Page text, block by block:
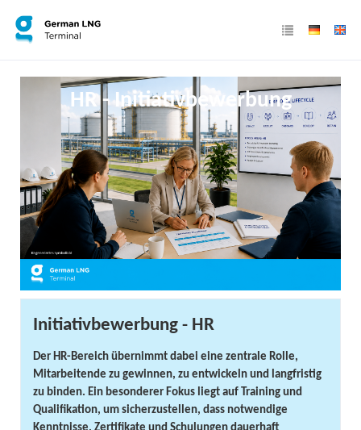
HR - Initiativbewerbung
Initiativbewerbung - HR
Der HR-Bereich übernimmt dabei eine zentrale Rolle,
Mitarbeitende zu gewinnen, zu entwickeln und langfristig
zu binden. Ein besonderer Fokus liegt auf Training und
Qualifikation, um sicherzustellen, dass notwendige